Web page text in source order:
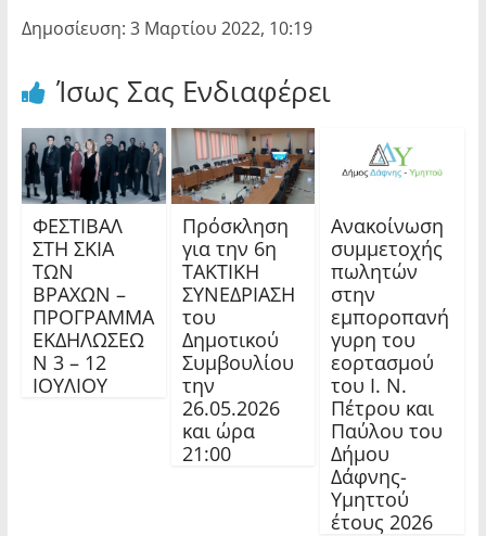
Δημοσίευση: 3 Μαρτίου 2022, 10:19
Ίσως Σας Ενδιαφέρει
ΦΕΣΤΙΒΑΛ
ΣΤΗ ΣΚΙΑ
ΤΩΝ
ΒΡΑΧΩΝ –
ΠΡΟΓΡΑΜΜΑ
ΕΚΔΗΛΩΣΕΩ
Ν 3 – 12
ΙΟΥΛΙΟΥ
Πρόσκληση
για την 6η
ΤΑΚΤΙΚΗ
ΣΥΝΕΔΡΙΑΣΗ
του
Δημοτικού
Συμβουλίου
την
26.05.2026
και ώρα
21:00
Ανακοίνωση
συμμετοχής
πωλητών
στην
εμποροπανή
γυρη του
εορτασμού
του Ι. Ν.
Πέτρου και
Παύλου του
Δήμου
Δάφνης-
Υμηττού
έτους 2026